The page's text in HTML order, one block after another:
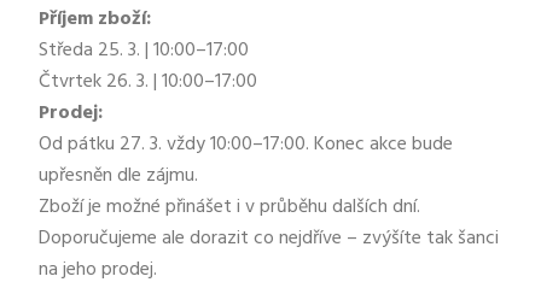
Příjem zboží:
Středa 25. 3. | 10:00–17:00
Čtvrtek 26. 3. | 10:00–17:00
Prodej:
Od pátku 27. 3. vždy 10:00–17:00. Konec akce bude
upřesněn dle zájmu.
Zboží je možné přinášet i v průběhu dalších dní.
Doporučujeme ale dorazit co nejdříve – zvýšíte tak šanci
na jeho prodej.